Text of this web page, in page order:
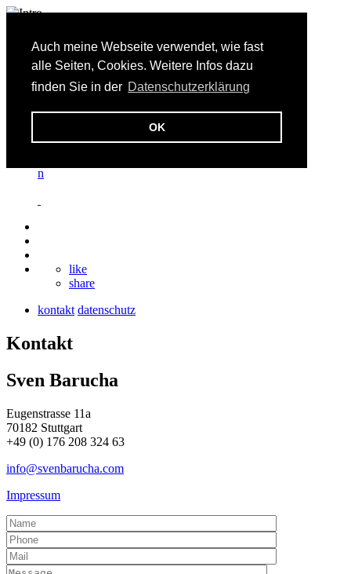
Auch meine Webseite verwendet, wie fast
alle Seiten, Cookies. Weitere Infos dazu
finden Sie in der Datenschutzerklärung
OK
image
de
n
like
share
kontakt datenschutz
Kontakt
Sven Barucha
Eugenstrasse 11a
70182 Stuttgart
+49 (0) 176 208 324 63
info@svenbarucha.com
Impressum